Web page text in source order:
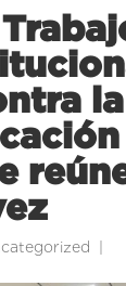
la